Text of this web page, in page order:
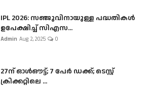
IPL 2026: സഞ്ജുവിനായുള്ള പദ്ധതികൾ
ഉപേക്ഷിച്ച് സിഎസ...
Admin Aug 2, 2025 0
27ന് ഓൾഔട്ട്; 7 പേർ ഡക്ക്; ടെസ്റ്റ്
ക്രിക്കറ്റിലെ ...